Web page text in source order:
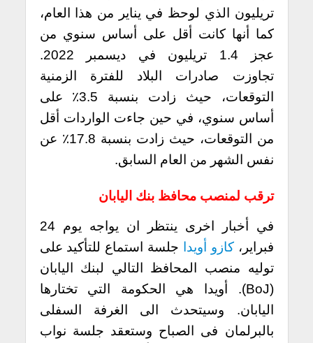
تريليون الذي لوحظ في يناير من هذا العام،
كما أنها كانت أقل على أساس سنوي من
عجز 1.4 تريليون في ديسمبر 2022.
تجاوزت صادرات البلاد للفترة الزمنية
التوقعات، حيث زادت بنسبة 3.5٪ على
أساس سنوي، في حين جاءت الواردات أقل
من التوقعات، حيث زادت بنسبة 17.8٪ عن
نفس الشهر من العام السابق.
ترقب لمنصب محافظ بنك اليابان
في أخبار اخرى ينتظر ان يواجه يوم 24
فبراير،كازو أويدا جلسة استماع للتأكيد على
توليه منصب المحافظ التالي لبنك اليابان
(BoJ). أويدا هي الحكومة التي تختارها
اليابان. وسيتحدث الى الغرفة السفلى
بالبرلمان فى الصباح وستعقد جلسة نواب